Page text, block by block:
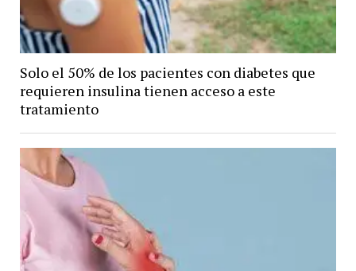
Solo el 50% de los pacientes con diabetes que
requieren insulina tienen acceso a este
tratamiento